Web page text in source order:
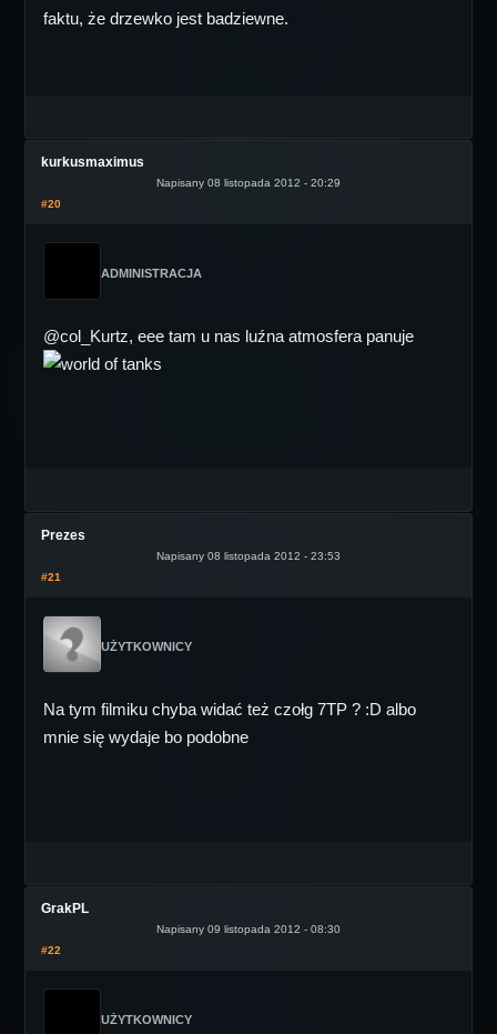
faktu, że drzewko jest badziewne.
kurkusmaximus
Napisany 08 listopada 2012 - 20:29
#20
ADMINISTRACJA
@col_Kurtz, eee tam u nas luźna atmosfera panuje
Prezes
Napisany 08 listopada 2012 - 23:53
#21
UŻYTKOWNICY
Na tym filmiku chyba widać też czołg 7TP ? :D albo
mnie się wydaje bo podobne
GrakPL
Napisany 09 listopada 2012 - 08:30
#22
UŻYTKOWNICY